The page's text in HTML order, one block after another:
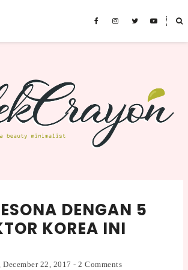
˟
THIS BLOG
DENGAN 5
KOREA INI
December 22, 2017-2 Comments